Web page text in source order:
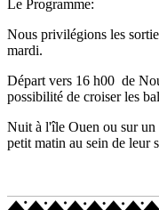
Le Programme:
Nous privilégions les
mardi.
Départ vers 16 h00 de
possibilité de croiser les
Nuit à l'île Ouen ou sur un
petit matin au sein de leur